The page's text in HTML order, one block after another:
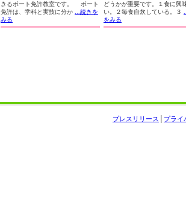
きるボート免許教室です。 ボート
免許は、学科と実技に分か
...続きを
みる
どうかが重要です。１食に興
い。２毎食自炊している。３
をみる
プライ
プレスリリース